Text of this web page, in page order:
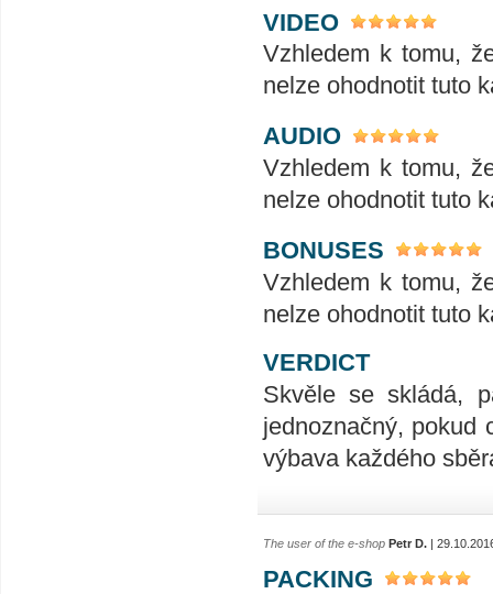
VIDEO
Vzhledem k tomu,
nelze ohodnotit tuto
AUDIO
Vzhledem k tomu,
nelze ohodnotit tuto
BONUSES
Vzhledem k tomu,
nelze ohodnotit tuto
VERDICT
Skvěle se skládá,
jednoznačný, pokud
výbava každého
The user of the e-shop Petr D. |
PACKING